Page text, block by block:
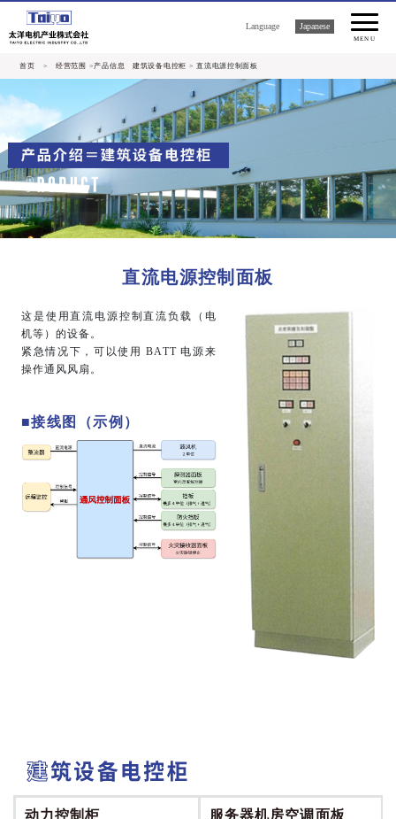
Language Japanese
MENU
首页 >经营范围 >产品信息 建筑设备电控柜 > 直流电源控制面板
直流电源控制面板
这是使用直流电源控制直流负载（电
机等）的设备。
紧急情况下，可以使用 BATT 电源来
操作通风风扇。
■接线图（示例）
动力控制柜 服务器机房空调面板